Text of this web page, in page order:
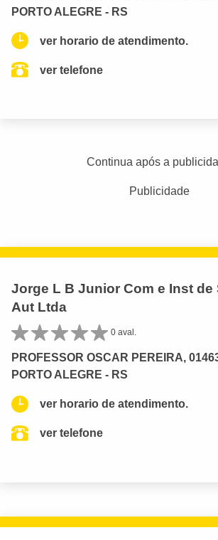
PORTO ALEGRE - RS
ver horario de atendimento.
ver telefone
Continua após a
Publicidade
Jorge L B Junior Com e Inst de
Aut Ltda
0 aval.
PROFESSOR OSCAR PEREIRA,
PORTO ALEGRE - RS
ver horario de atendimento.
ver telefone